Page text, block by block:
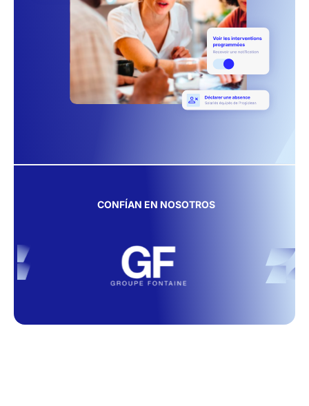
CONFÍAN EN NOSOTROS